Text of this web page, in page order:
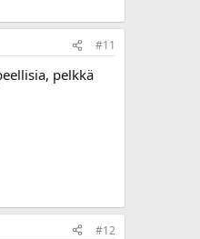
#11
pelkkä
#12